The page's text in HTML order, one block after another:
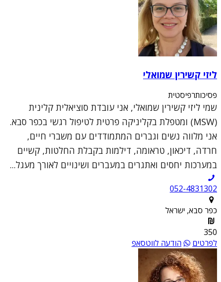
ליזי קשירין שמואלי
פסיכותרפיסטית
שמי ליזי קשירין שמואלי, אני עובדת סוציאלית קלינית
(MSW) ומטפלת בקליניקה פרטית לטיפול רגשי בכפר סבא.
אני מלווה נשים וגברים המתמודדים עם משברי חיים,
חרדה, דיכאון, טראומה, דילמות בקבלת החלטות, קשיים
במערכות יחסים ואתגרים במעברים ושינויים לאורך מעגל...
052-4831302
כפר סבא, ישראל
350
לפרטים
הודעה לווטסאפ